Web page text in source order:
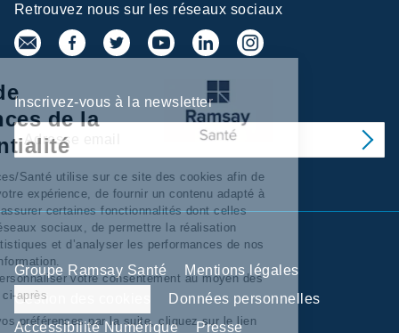
Retrouvez nous sur les réseaux sociaux
Inscrivez-vous à la newsletter
Groupe Ramsay Santé
Mentions légales
Gestion des cookies
Données personnelles
Accessibilité Numérique
Presse
Centre de
préférences de la
confidentialité
Ramsay Services/Santé utilise sur ce site des cookies afin de
personnaliser votre expérience, de fournir un contenu adapté à
vos intérêts, d’assurer certaines fonctionnalités dont celles
relatives aux réseaux sociaux, de permettre la réalisation
d’'analyses statistiques et d’analyser les performances de nos
campagnes d’information.
Vous pouvez personnaliser votre consentement au moyen des
boutons situés ci-après
Pour modifier vos préférences par la suite, cliquez sur le lien